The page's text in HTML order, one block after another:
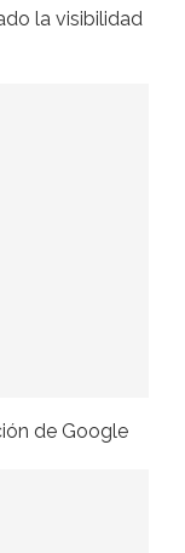
la visibilidad
de Google